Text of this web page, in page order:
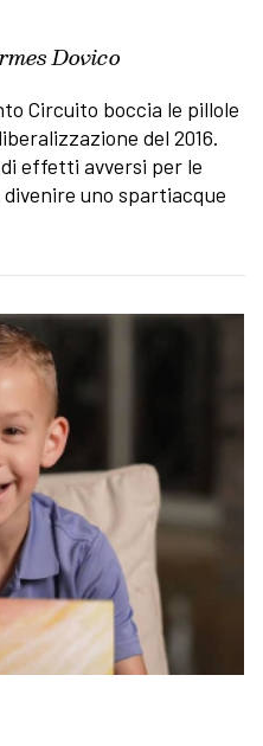
Dovico
Circuito boccia le pillole
del 2016.
effetti avversi per le
uno spartiacque